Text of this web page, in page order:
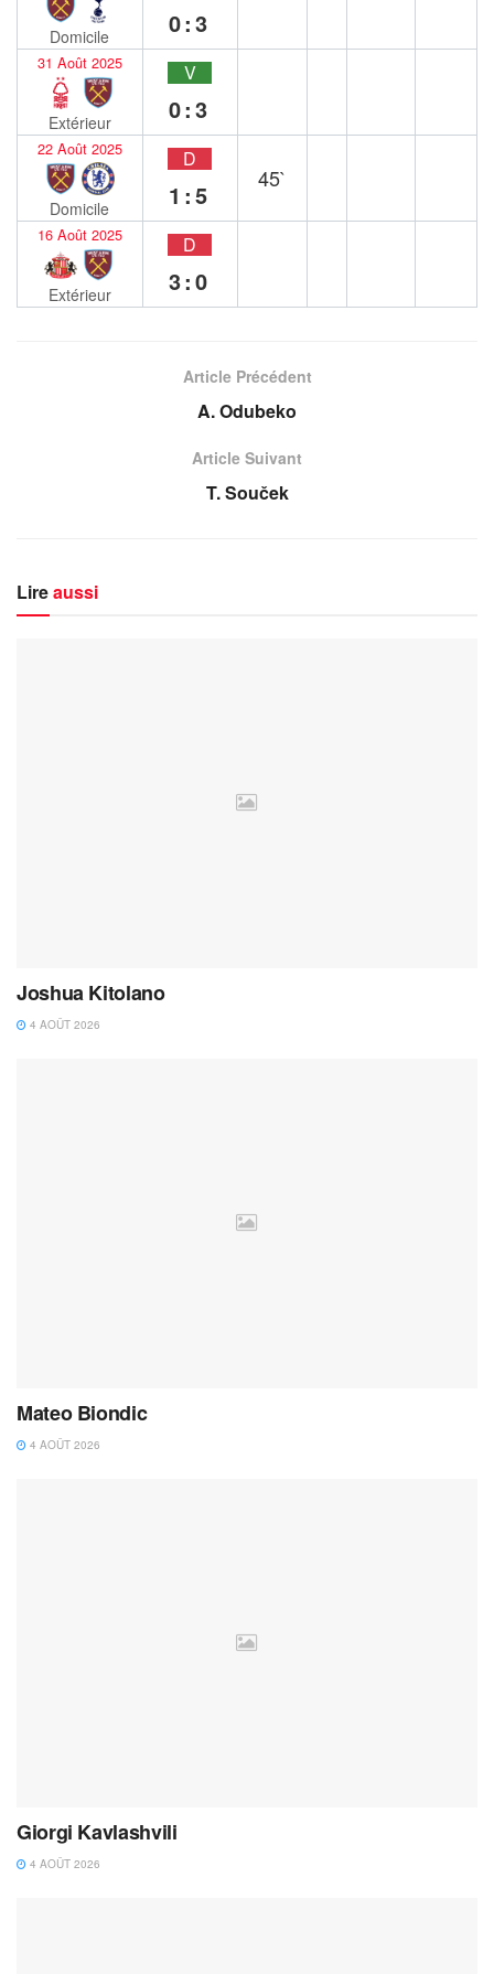
Domicile 0:3
31 Août 2025
Extérieur
V
0:3
22 Août 2025
Domicile
D
1:5
45`
16 Août 2025
Extérieur
D
3:0
Article Précédent
A. Odubeko
Article Suivant
T. Souček
Lireaussi
Joshua Kitolano
4 AOÛT 2026
Mateo Biondic
4 AOÛT 2026
Giorgi Kavlashvili
4 AOÛT 2026